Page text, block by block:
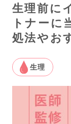
生理前に
トナーに
処法やお
生理